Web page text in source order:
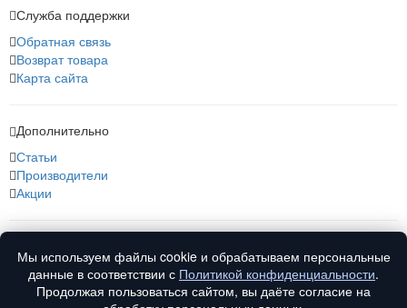
Служба поддержки
Обратная связь
Возврат товара
Карта сайта
Дополнительно
Статьи
Производители
Акции
О компании
Контакты
Мы используем файлы cookie и обрабатываем персональные
данные в соответствии с Политикой конфиденциальности.
Продолжая пользоваться сайтом, вы даёте согласие на